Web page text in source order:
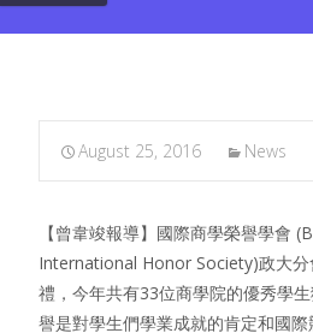
August 25, 2016 News
【曾韋竣報導】國際商學榮譽學會
International Honor Society)政大
禮，今年共有33位商學院的優秀學
譽是對學生們學業成就的肯定和國際